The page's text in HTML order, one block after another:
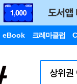
eBook 크레마클럽